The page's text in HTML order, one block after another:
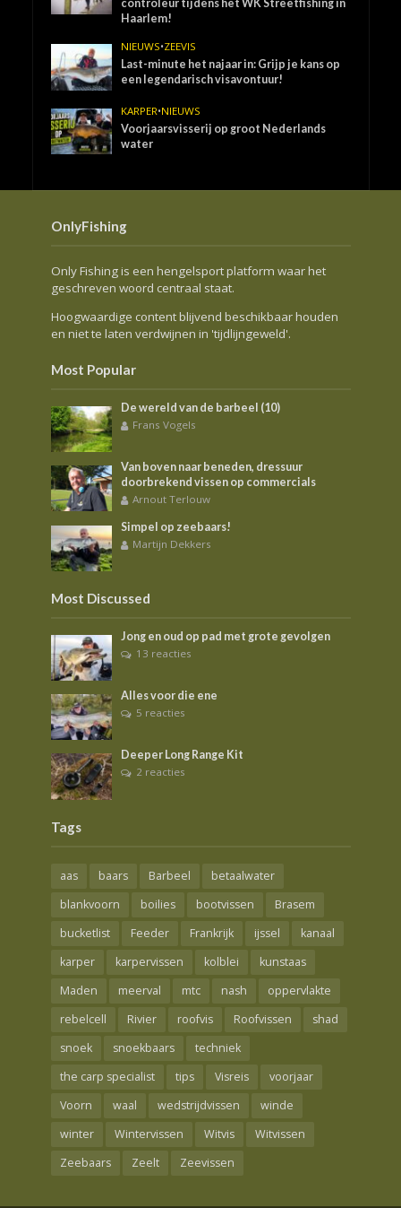
controleur tijdens het WK Streetfishing in
Haarlem!
NIEUWS•ZEEVIS
Last-minute het najaar in: Grijp je kans op
een legendarisch visavontuur!
KARPER•NIEUWS
Voorjaarsvisserij op groot Nederlands
water
OnlyFishing
Only Fishing is een hengelsport platform waar het
geschreven woord centraal staat.
Hoogwaardige content blijvend beschikbaar houden
en niet te laten verdwijnen in 'tijdlijngeweld'.
Most Popular
De wereld van de barbeel (10)
Frans Vogels
Van boven naar beneden, dressuur
doorbrekend vissen op commercials
Arnout Terlouw
Simpel op zeebaars!
Martijn Dekkers
Most Discussed
Jong en oud op pad met grote gevolgen
13 reacties
Alles voor die ene
5 reacties
Deeper Long Range Kit
2 reacties
Tags
aas baars Barbeel
betaalwater
blankvoorn
boilies bootvissen
Brasem
bucketlist
Feeder Frankrijk ijssel
kanaal
karper
karpervissen kolblei
kunstaas
Maden
meerval mtc nash
oppervlakte
rebelcell
Rivier roofvis Roofvissen
shad
snoek
snoekbaars
techniek
the carp specialist
tips Visreis
voorjaar
Voorn
waal wedstrijdvissen
winde
winter
Wintervissen Witvis
Witvissen
Zeebaars
Zeelt Zeevissen